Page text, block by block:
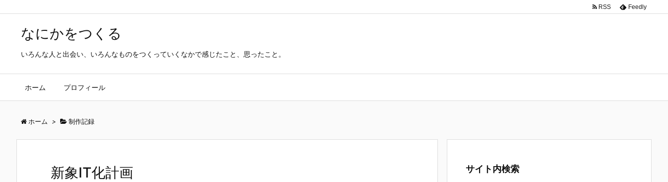
なにかをつくる
いろんな人と出会い、いろんなものをつくっていくなかで感じたこと、思ったこと。
ホーム プロフィール
RSS Feedly
ホーム > 制作記録
新象IT化計画 サイト内検索